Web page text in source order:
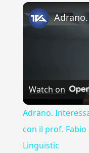
Watch on
Adrano.
con il prof.
Linguistic